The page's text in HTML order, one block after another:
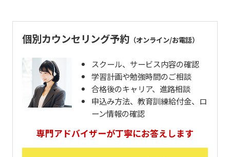
個別カウンセリング予約（オンライン/お電話）
スクール、サービス内容の確認
学習計画や勉強時間のご相談
合格後のキャリア、進路相談
申込み方法、教育訓練給付金、ロ
ーン情報の確認
専門アドバイザーが丁寧にお答えします